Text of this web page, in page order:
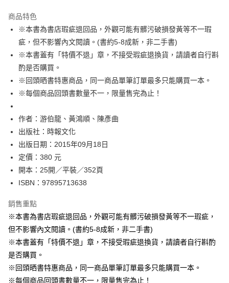
運送方式
付款後全家取貨
每筆NT$60，滿NT$499(含以上)免運費
付款後7-11取貨
每筆NT$60，滿NT$499(含以上)免運費
宅配
每筆NT$100，滿NT$499(含以上)免運費
商品特色
※本書為書店瑕疵退回品，外觀可能有髒污破損發黃等不一瑕
疵，但不影響內文閱讀。(書約5-8成新，非二手書)
※本書蓋有「特價不退」章，不接受瑕疵退換貨，請讀者自行斟
酌是否購買。
※回頭晒書特惠商品，同一商品單筆訂單最多只能購買一本。
※每個商品回頭書數量不一，限量售完為止！
作者：游伯龍、黃鴻順、陳彥曲
出版社：時報文化
出版日期：2015年09月18日
定價：380 元
開本：25開／平裝／352頁
ISBN：97895713638
銷售重點
※本書為書店瑕疵退回品，外觀可能有髒污破損發黃等不一瑕疵，
但不影響內文閱讀。(書約5-8成新，非二手書)
※本書蓋有「特價不退」章，不接受瑕疵退換貨，請讀者自行斟酌
是否購買。
※回頭晒書特惠商品，同一商品單筆訂單最多只能購買一本。
※每個商品回頭書數量不一，限量售完為止！